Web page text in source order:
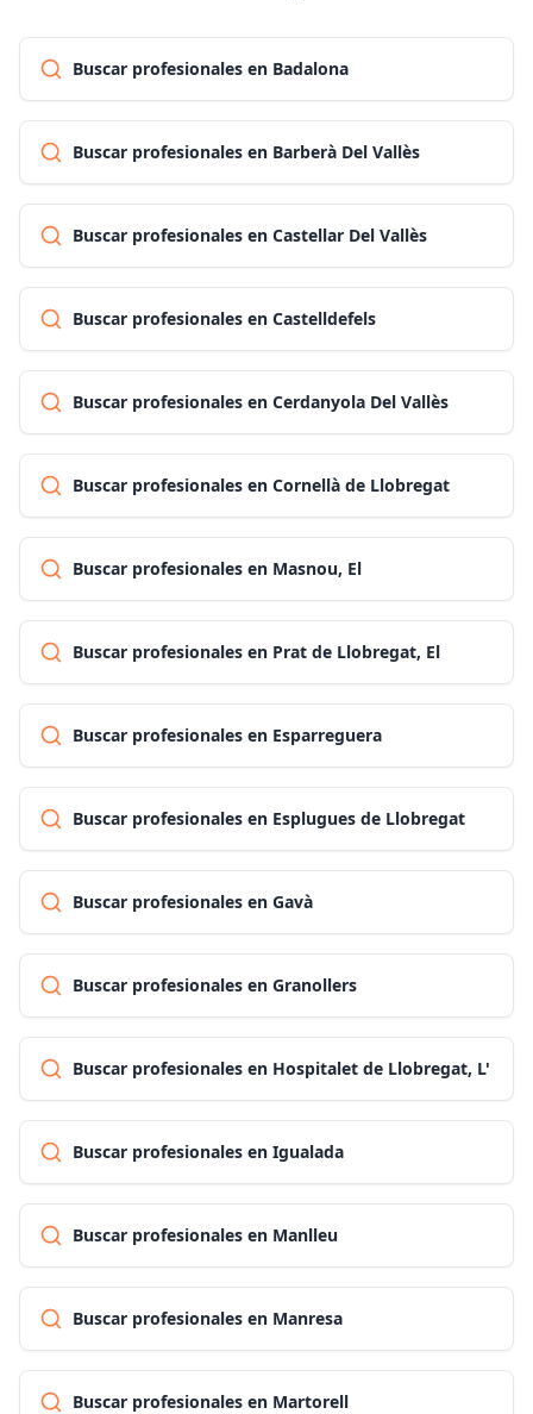
Buscar profesionales en Badalona
Buscar profesionales en Barberà Del Vallès
Buscar profesionales en Castellar Del Vallès
Buscar profesionales en Castelldefels
Buscar profesionales en Cerdanyola Del Vallès
Buscar profesionales en Cornellà de Llobregat
Buscar profesionales en Masnou, El
Buscar profesionales en Prat de Llobregat, El
Buscar profesionales en Esparreguera
Buscar profesionales en Esplugues de Llobregat
Buscar profesionales en Gavà
Buscar profesionales en Granollers
Buscar profesionales en Hospitalet de Llobregat, L'
Buscar profesionales en Igualada
Buscar profesionales en Manlleu
Buscar profesionales en Manresa
Buscar profesionales en Martorell